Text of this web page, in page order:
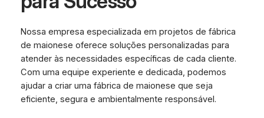
Nossa empresa especializada em projetos de fábrica
de maionese oferece soluções personalizadas para
atender às necessidades específicas de cada cliente.
Com uma equipe experiente e dedicada, podemos
ajudar a criar uma fábrica de maionese que seja
eficiente, segura e ambientalmente responsável.